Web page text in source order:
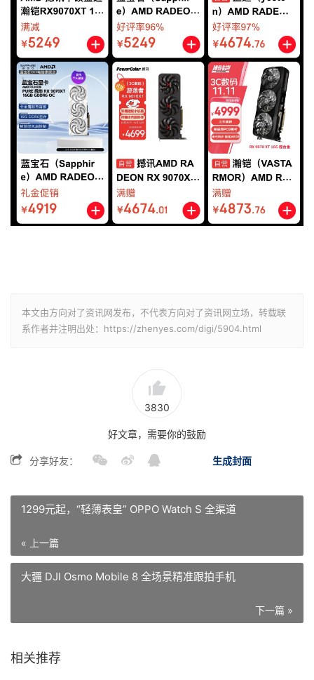
本文由方向对了资讯网发布，不代表方向对了资讯网立场，转载联
系作者并注明出处：https://zhenyes.com/digi/5904.html
3830
好文章，需要你的鼓励
生成封面
分享好友：
1299元起，“轻薄表皇” OPPO Watch S 全渠道
« 上一篇
大疆 DJI Osmo Mobile 8 全场景精准跟拍手机
下一篇 »
相关推荐